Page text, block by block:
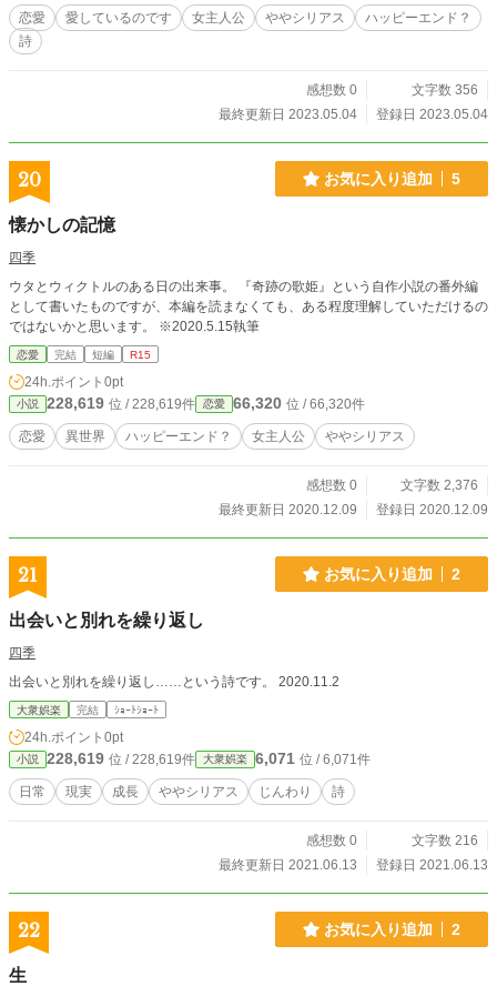
恋愛 愛しているのです 女主人公 ややシリアス
ハッピーエンド？
詩
感想数 0
文字数 356
最終更新日 2023.05.04
登録日 2023.05.04
20 お気に入り追加 5
懐かしの記憶
四季
ウタとウィクトルのある日の出来事。 『奇跡の歌姫』という自作小説の番外編
として書いたものですが、本編を読まなくても、ある程度理解していただけるの
ではないかと思います。 ※2020.5.15執筆
恋愛 完結 短編 R15
24h.ポイント 0pt
小説 228,619 位 / 228,619件 恋愛 66,320 位 / 66,320件
恋愛 異世界 ハッピーエンド？ 女主人公 ややシリアス
感想数 0
文字数 2,376
最終更新日 2020.12.09
登録日 2020.12.09
21 お気に入り追加 2
出会いと別れを繰り返し
四季
出会いと別れを繰り返し……という詩です。 2020.11.2
大衆娯楽 完結 ｼｮｰﾄｼｮｰﾄ
24h.ポイント 0pt
小説 228,619 位 / 228,619件 大衆娯楽 6,071 位 / 6,071件
日常 現実 成長 ややシリアス じんわり 詩
感想数 0
文字数 216
最終更新日 2021.06.13
登録日 2021.06.13
22 お気に入り追加 2
生